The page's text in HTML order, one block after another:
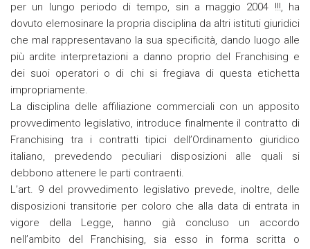
per un lungo periodo di tempo, sin a maggio 2004 !!!, ha
dovuto elemosinare la propria disciplina da altri istituti giuridici
che mal rappresentavano la sua specificità, dando luogo alle
più ardite interpretazioni a danno proprio del Franchising e
dei suoi operatori o di chi si fregiava di questa etichetta
impropriamente.
La disciplina delle affiliazione commerciali con un apposito
provvedimento legislativo, introduce finalmente il contratto di
Franchising tra i contratti tipici dell’Ordinamento giuridico
italiano, prevedendo peculiari disposizioni alle quali si
debbono attenere le parti contraenti.
L’art. 9 del provvedimento legislativo prevede, inoltre, delle
disposizioni transitorie per coloro che alla data di entrata in
vigore della Legge, hanno già concluso un accordo
nell’ambito del Franchising, sia esso in forma scritta o